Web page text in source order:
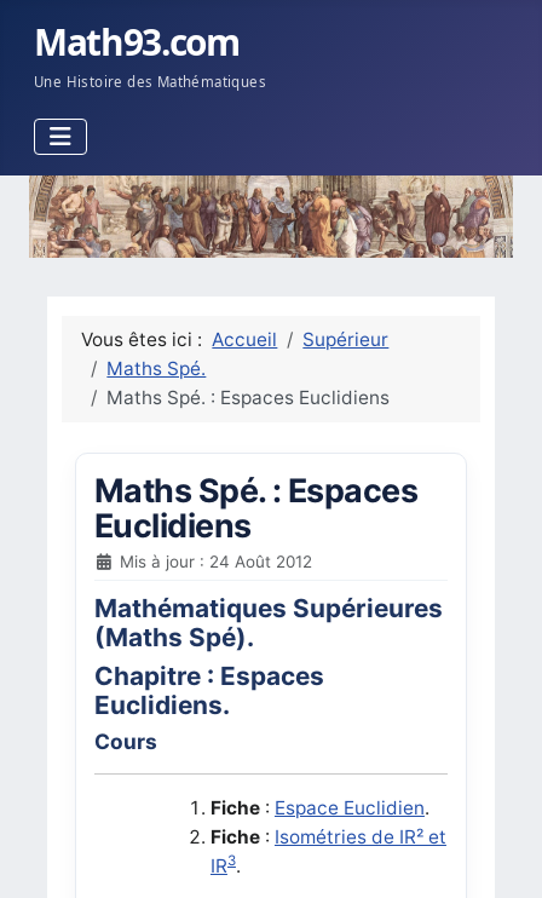
Math93.com
Une Histoire des Mathématiques
Vous êtes ici : Accueil
Supérieur
Maths Spé.
Maths Spé. : Espaces Euclidiens
Maths Spé. : Espaces
Euclidiens
Mis à jour : 24 Août 2012
Mathématiques Supérieures
(Maths Spé).
Chapitre : Espaces
Euclidiens.
Cours
Fiche : Espace Euclidien.
Fiche: Isométries de IR² et
IR3.